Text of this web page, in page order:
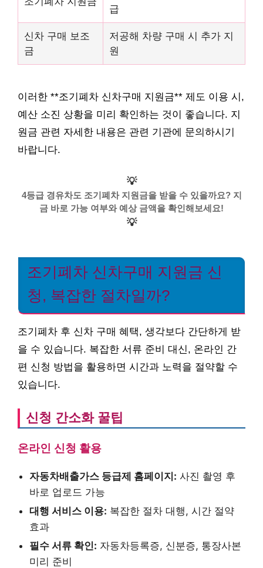
급
신차 구매 보조
금
저공해 차량 구매 시 추가 지
원
이러한 **조기폐차 신차구매 지원금** 제도 이용 시,
예산 소진 상황을 미리 확인하는 것이 좋습니다. 지
원금 관련 자세한 내용은 관련 기관에 문의하시기
바랍니다.
💡
4등급 경유차도 조기폐차 지원금을 받을 수 있을까요? 지
금 바로 가능 여부와 예상 금액을 확인해보세요!
💡
조기폐차 신차구매 지원금 신
청, 복잡한 절차일까?
조기폐차 후 신차 구매 혜택, 생각보다 간단하게 받
을 수 있습니다. 복잡한 서류 준비 대신, 온라인 간
편 신청 방법을 활용하면 시간과 노력을 절약할 수
있습니다.
신청 간소화 꿀팁
온라인 신청 활용
자동차배출가스 등급제 홈페이지: 사진 촬영 후
바로 업로드 가능
대행 서비스 이용: 복잡한 절차 대행, 시간 절약
효과
필수 서류 확인: 자동차등록증, 신분증, 통장사본
미리 준비